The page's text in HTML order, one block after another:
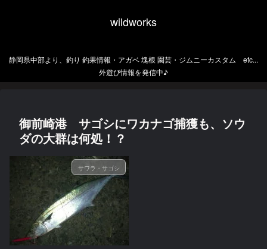
wildworks
静岡県中部より、釣り 釣果情報・アガベ 塊根 園芸・ジムニーカスタム etc...
外遊び情報を発信中♪
御前崎港 サゴシにワカナゴ捕獲も、ソウ
ダの大群は何処！？
サワラ・サゴシ